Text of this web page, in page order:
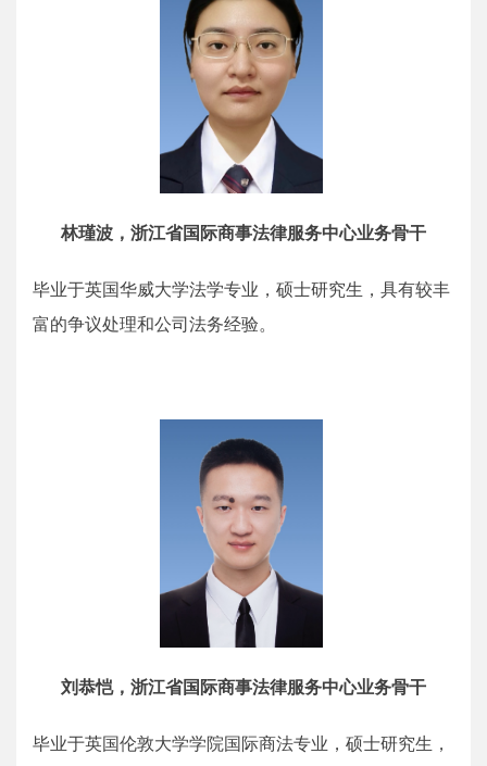
林瑾波，浙江省国际商事法律服务中心业务骨干
毕业于英国华威大学法学专业，硕士研究生，具有较丰
富的争议处理和公司法务经验。
刘恭恺，浙江省国际商事法律服务中心业务骨干
毕业于英国伦敦大学学院国际商法专业，硕士研究生，